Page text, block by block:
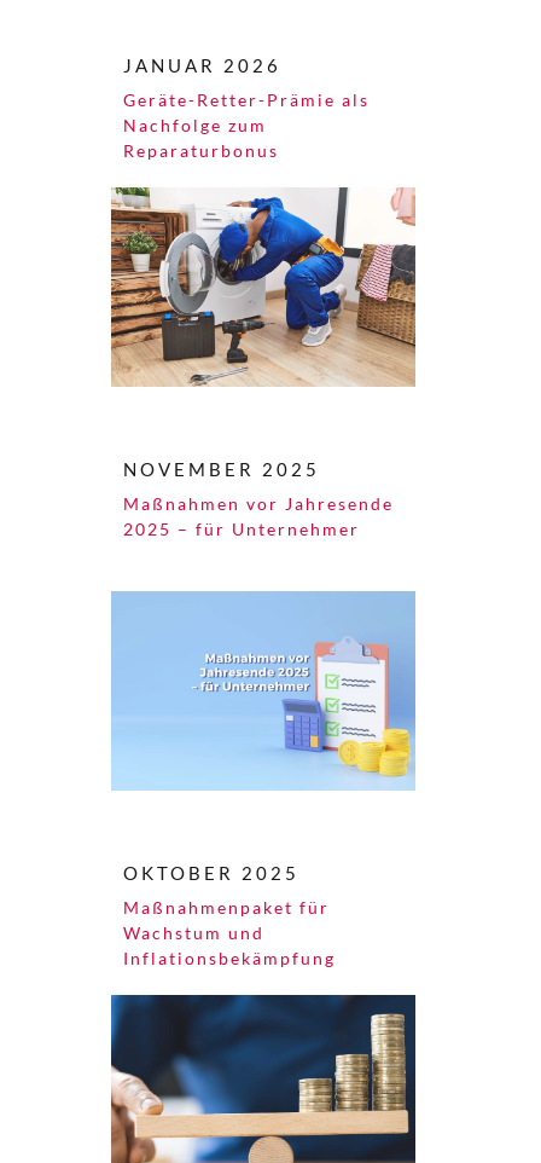
JANUAR 2026
Geräte-Retter-Prämie als
Nachfolge zum
Reparaturbonus
NOVEMBER 2025
Maßnahmen vor Jahresende
2025 – für Unternehmer
OKTOBER 2025
Maßnahmenpaket für
Wachstum und
Inflationsbekämpfung